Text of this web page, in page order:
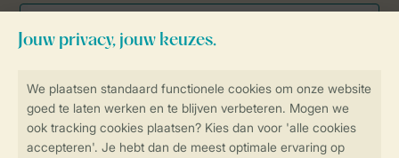
Veilig en snel online boeken